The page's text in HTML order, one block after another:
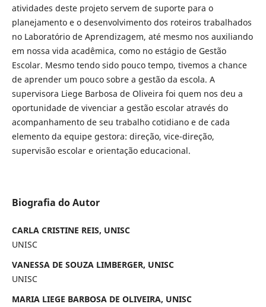
atividades deste projeto servem de suporte para o
planejamento e o desenvolvimento dos roteiros trabalhados
no Laboratório de Aprendizagem, até mesmo nos auxiliando
em nossa vida acadêmica, como no estágio de Gestão
Escolar. Mesmo tendo sido pouco tempo, tivemos a chance
de aprender um pouco sobre a gestão da escola. A
supervisora Liege Barbosa de Oliveira foi quem nos deu a
oportunidade de vivenciar a gestão escolar através do
acompanhamento de seu trabalho cotidiano e de cada
elemento da equipe gestora: direção, vice-direção,
supervisão escolar e orientação educacional.
Biografia do Autor
CARLA CRISTINE REIS, UNISC
UNISC
VANESSA DE SOUZA LIMBERGER, UNISC
UNISC
MARIA LIEGE BARBOSA DE OLIVEIRA, UNISC